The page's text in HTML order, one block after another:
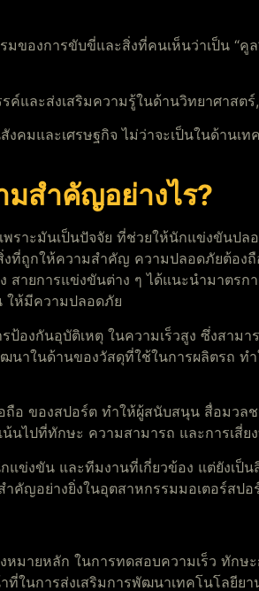
ของการขับขี่และสิ่งที่คนเห็นว่าเป็น “
ค์และส่งเสริมความรู้ในด้านวิทยาศาส
มและเศรษฐกิจ ไม่ว่าจะเป็นในด้านเ
สำคัญอย่างไร?
ราะมันเป็นปัจจัย ที่ช่วยให้นักแข่งขันปล
ที่ถูกให้ความสำคัญ ความปลอดภัยต้องถื
ายการแข่งขันต่าง ๆ ได้แนะนำมาตร
ให้มีความปลอดภัย
องกันอุบัติเหตุ ในความเร็วสูง ซึ่งสาม
นาในด้านของวัสดุที่ใช้ในการผลิตรถ ท
ถือ ของสปอร์ต ทำให้ผู้สนับสนุน สื่อมว
นไปที่ทักษะ ความสามารถ และการเสี่
ข่งขัน และทีมงานที่เกี่ยวข้อง แต่ยังเป็
ญอย่างยิ่งในอุตสาหกรรมมอเตอร์สป
มายหลัก ในการทดสอบความเร็ว ทัก
นการส่งเสริมการพัฒนาเทคโนโลยีย